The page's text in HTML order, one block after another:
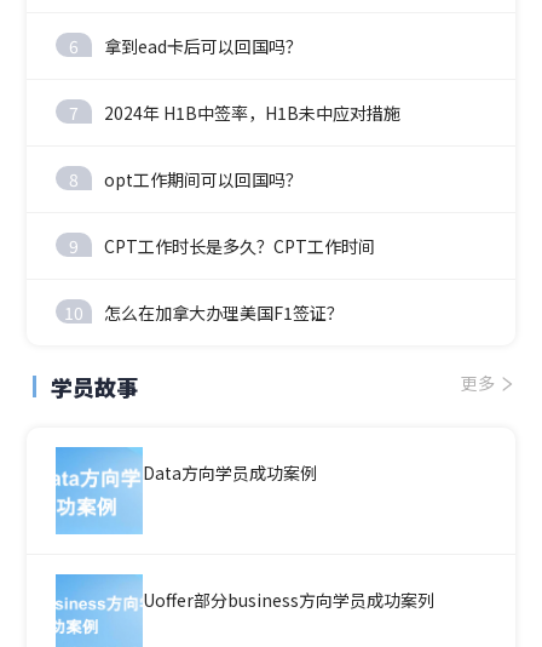
6 拿到ead卡后可以回国吗？
7 2024年 H1B中签率，H1B未中应对措施
8 opt工作期间可以回国吗？
9 CPT工作时长是多久？CPT工作时间
10 怎么在加拿大办理美国F1签证？
学员故事 更多
Data方向学员成功案例
Uoffer部分business方向学员成功案列